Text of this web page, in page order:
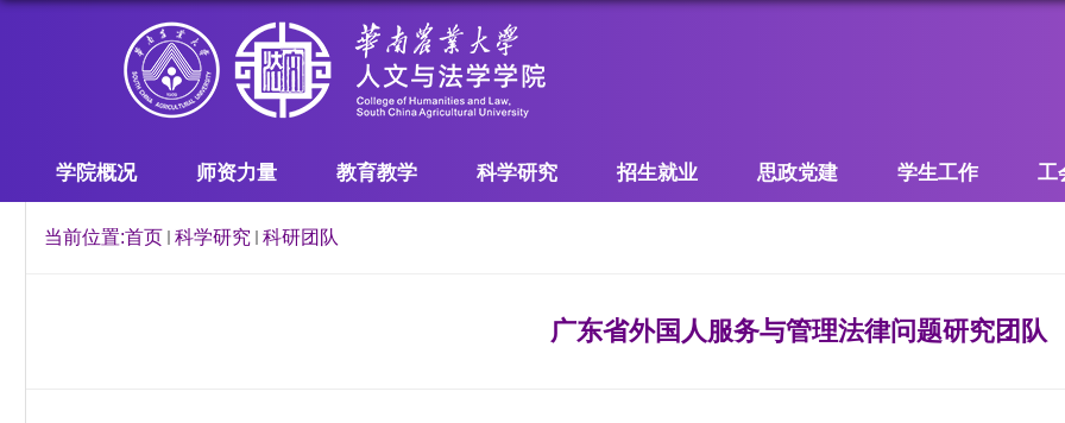
学院概况 师资力量 教育教学 科学研究 招生就业 思政党建 学生工作 工
当前位置:首页 科学研究 科研团队
广东省外国人服务与管理法律问题研究团队